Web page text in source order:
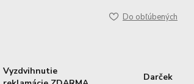
Do obľúbených
Vyzdvihnutie
Darček